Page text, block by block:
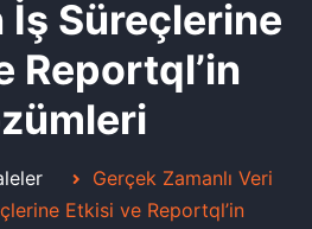
Süreçlerine
Reportql’in
Gerçek Zamanlı Veri
Etkisi ve Reportql’in